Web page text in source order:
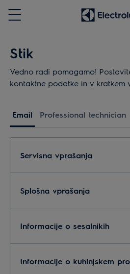
Menu
Stik
Vedno radi pomagamo!
kontaktne podatke in v
Email Professional technician
Servisna vprašanja
Splošna vprašanja
Informacije o sesalnikih
Informacije o kuhinjskem